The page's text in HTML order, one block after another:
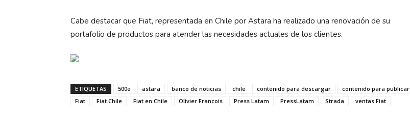
Cabe destacar que Fiat, representada en Chile por Astara ha realizado una renovación de su
portafolio de productos para atender las necesidades actuales de los clientes.
ETIQUETAS 500e astara banco de noticias chile contenido para descargar
contenido para publicar
Fiat
Fiat Chile Fiat en Chile Olivier Francois Press Latam PressLatam Strada ventas Fiat